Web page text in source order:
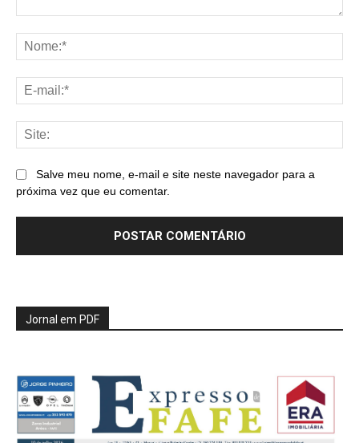
Salve meu nome, e-mail e site neste navegador para a
próxima vez que eu comentar.
Jornal em PDF